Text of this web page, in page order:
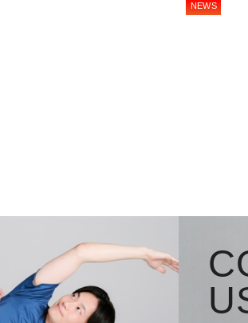
NEWS
C
U